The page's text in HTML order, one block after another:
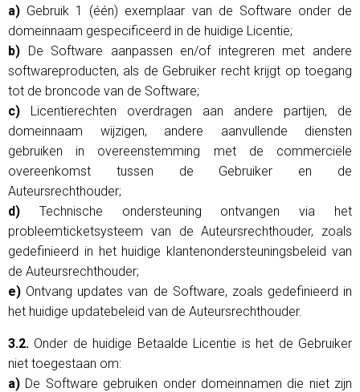
a) Gebruik 1 (één) exemplaar van de Software onder de
domeinnaam gespecificeerd in de huidige Licentie;
b) De Software aanpassen en/of integreren met andere
softwareproducten, als de Gebruiker recht krijgt op toegang
tot de broncode van de Software;
c) Licentierechten overdragen aan andere partijen, de
domeinnaam wijzigen, andere aanvullende diensten
gebruiken in overeenstemming met de commerciële
overeenkomst tussen de Gebruiker en de
Auteursrechthouder;
d) Technische ondersteuning ontvangen via het
probleemticketsysteem van de Auteursrechthouder, zoals
gedefinieerd in het huidige klantenondersteuningsbeleid van
de Auteursrechthouder;
e) Ontvang updates van de Software, zoals gedefinieerd in
het huidige updatebeleid van de Auteursrechthouder.
3.2. Onder de huidige Betaalde Licentie is het de Gebruiker
niet toegestaan ​​om:
a) De Software gebruiken onder domeinnamen die niet zijn